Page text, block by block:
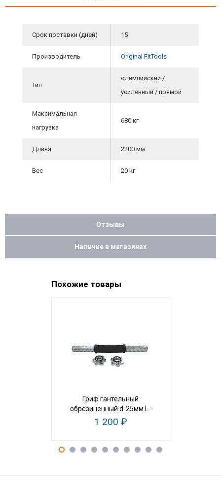
Срок поставки (дней) 15
Производитель Original FitTools
Тип
олимпийский /
усиленный / прямой
Максимальная
нагрузка
680 кг
Длина 2200 мм
Вес 20 кг
Отзывы
Наличие в магазинах
Похожие товары
Гриф гантельный
обрезиненный d-25мм L-
41см
1 200 ₽